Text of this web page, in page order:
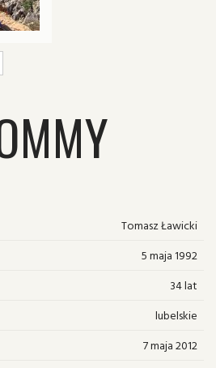
Tomasz Ławicki
5 maja 1992
34 lat
lubelskie
7 maja 2012